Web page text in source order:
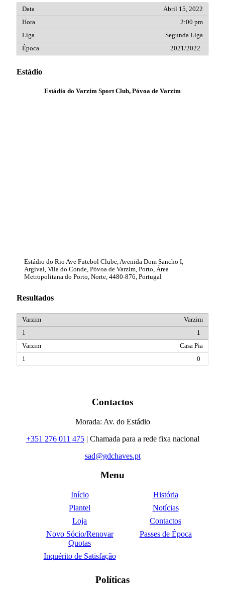
Abril 15, 2022
2:00 pm
Segunda Liga
2021/2022
Estádio
Estádio do Varzim Sport Club, Póvoa de Varzim
Estádio do Rio Ave Futebol Clube, Avenida Dom Sancho I,
Argivai, Vila do Conde, Póvoa de Varzim, Porto, Área
Metropolitana do Porto, Norte, 4480-876, Portugal
Resultados
Varzim
1
Casa Pia
0
Contactos
Morada: Av. do Estádio
+351 276 011 475| Chamada para a rede fixa nacional
sad@gdchaves.pt
Menu
Início
História
Plantel
Notícias
Loja
Contactos
Novo Sócio/Renovar
Quotas
Passes de Época
Inquérito de Satisfação
Políticas